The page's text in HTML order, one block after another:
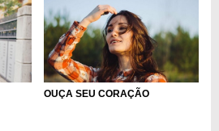
OUÇA SEU CORAÇÃO